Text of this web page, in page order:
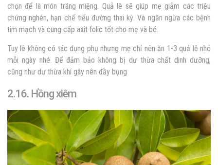
chọn để là món tráng miệng. Quả lê sẽ giúp mẹ giảm các triệu
chứng nghén, hạn chế tiểu đường thai kỳ. Và ngăn ngừa các bệnh
tim mạch và cung cấp axit folic tốt cho mẹ và bé.
Tuy lê không có tác dụng phụ nhưng mẹ chỉ nên ăn 1-3 quả lê nhỏ
mỗi ngày nhé. Để đảm bảo không bị dư thừa chất dinh dưỡng,
cũng như dư thừa khí gây nên đầy bụng
2.16. Hồng xiêm